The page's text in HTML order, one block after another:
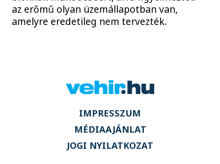
az erőmű olyan üzemállapotban van,
amelyre eredetileg nem tervezték.
IMPRESSZUM
MÉDIAAJÁNLAT
JOGI NYILATKOZAT